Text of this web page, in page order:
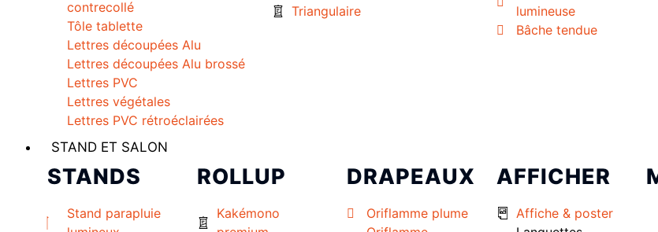
contrecollé
Tôle tablette
Lettres découpées Alu
Lettres découpées Alu brossé
Lettres PVC
Lettres végétales
Lettres PVC rétroéclairées
Triangulaire
lumineuse
Bâche tendue
STAND ET SALON
STANDS
Stand parapluie
ROLLUP
Kakémono
DRAPEAUX
Oriflamme plume
AFFICHER
Affiche & poster